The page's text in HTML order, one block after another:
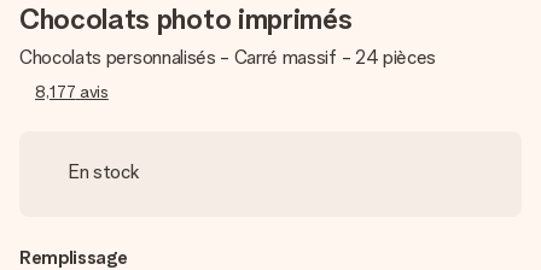
Chocolats photo imprimés
Chocolats personnalisés - Carré massif - 24 pièces
8,177 avis
En stock
Remplissage